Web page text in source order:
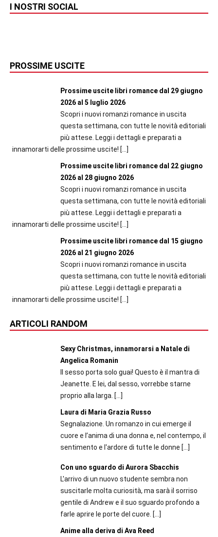
I NOSTRI SOCIAL
PROSSIME USCITE
Prossime uscite libri romance dal 29 giugno
2026 al 5 luglio 2026
Scopri i nuovi romanzi romance in uscita
questa settimana, con tutte le novità editoriali
più attese. Leggi i dettagli e preparati a
innamorarti delle prossime uscite! […]
Prossime uscite libri romance dal 22 giugno
2026 al 28 giugno 2026
Scopri i nuovi romanzi romance in uscita
questa settimana, con tutte le novità editoriali
più attese. Leggi i dettagli e preparati a
innamorarti delle prossime uscite! […]
Prossime uscite libri romance dal 15 giugno
2026 al 21 giugno 2026
Scopri i nuovi romanzi romance in uscita
questa settimana, con tutte le novità editoriali
più attese. Leggi i dettagli e preparati a
innamorarti delle prossime uscite! […]
ARTICOLI RANDOM
Sexy Christmas, innamorarsi a Natale di
Angelica Romanin
Il sesso porta solo guai! Questo è il mantra di
Jeanette. E lei, dal sesso, vorrebbe starne
proprio alla larga. […]
Laura di Maria Grazia Russo
Segnalazione. Un romanzo in cui emerge il
cuore e l’anima di una donna e, nel contempo, il
sentimento e l'ardore di tutte le donne […]
Con uno sguardo di Aurora Sbacchis
L'arrivo di un nuovo studente sembra non
suscitarle molta curiosità, ma sarà il sorriso
gentile di Andrew e il suo sguardo profondo a
farle aprire le porte del cuore. […]
Anime alla deriva di Ava Reed